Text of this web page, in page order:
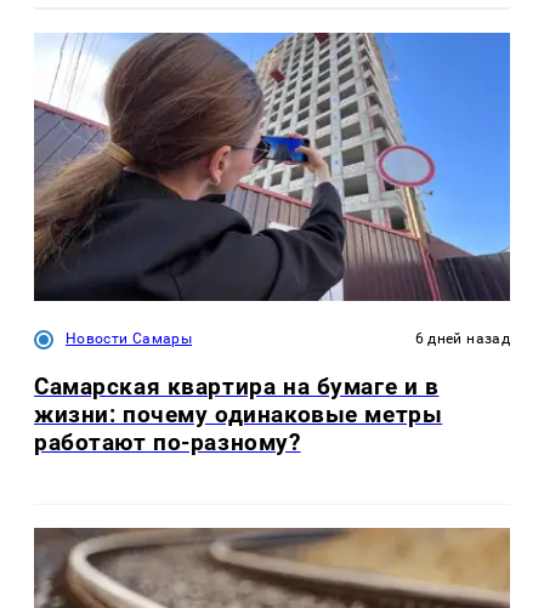
Новости Самары 6 дней назад
Самарская квартира на бумаге и в
жизни: почему одинаковые метры
работают по-разному?